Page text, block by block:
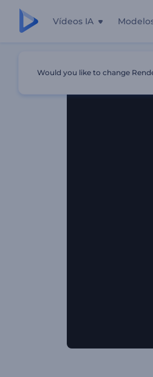
Vídeos IA
Would you like to change